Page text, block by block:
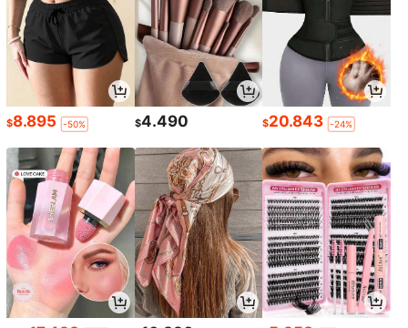
$8.895 -50% $4.490 $20.843 -24%